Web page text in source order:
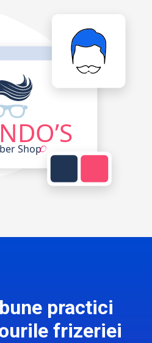
practici
frizeriei